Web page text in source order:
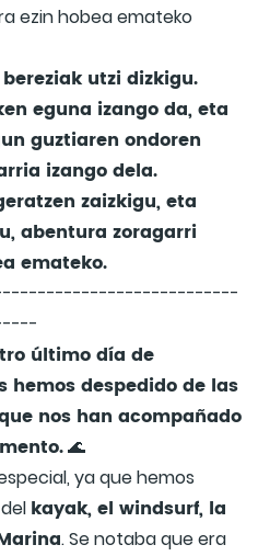
ezin hobea emateko
utzi dizkigu.
eguna izango da, eta
guztiaren ondoren
izango dela.
zaizkigu, eta
abentura zoragarri
emateko.
último día de
hemos despedido de las
nos han acompañado
🌊
ya que hemos
kayak, el windsurf, la
. Se notaba que era